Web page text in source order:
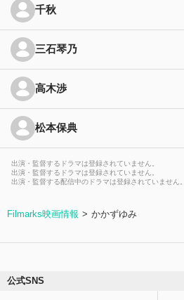
千秋
三石琴乃
高木渉
松本保典
出演・監督するドラマは登録されていません。
出演・監督するドラマは登録されていません。
出演・監督する配信中のドラマは登録されていません。
Filmarks映画情報 かかずゆみ
公式SNS